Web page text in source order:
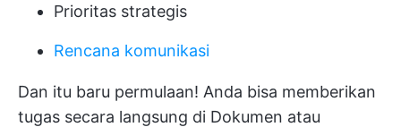
Prioritas strategis
Rencana komunikasi
Dan itu baru permulaan! Anda bisa memberikan
tugas secara langsung di Dokumen atau